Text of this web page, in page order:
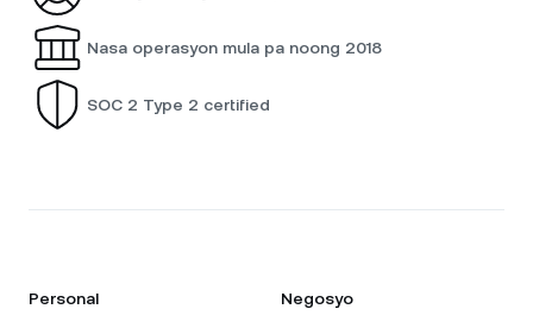
Nasa operasyon mula pa noong 2018
SOC 2 Type 2 certified
Personal Negosyo